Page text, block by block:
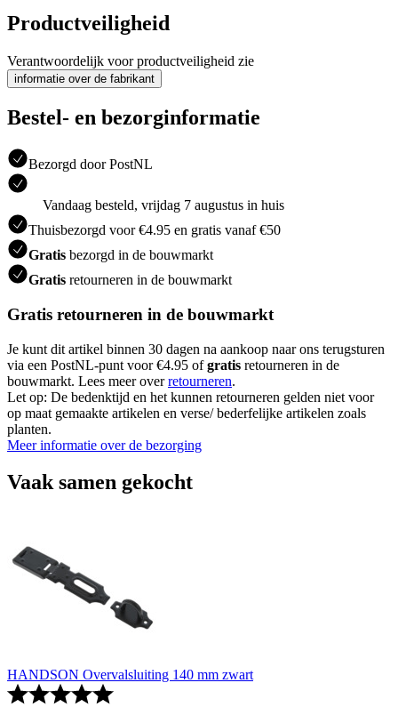
Productveiligheid
Verantwoordelijk voor productveiligheid zie
informatie over de fabrikant
Bestel- en bezorginformatie
Bezorgd door PostNL
Vandaag besteld, vrijdag 7 augustus in huis
Thuisbezorgd voor €4.95 en gratis vanaf €50
Gratis bezorgd in de bouwmarkt
Gratis retourneren in de bouwmarkt
Gratis retourneren in de bouwmarkt
Je kunt dit artikel binnen 30 dagen na aankoop naar ons terugsturen
via een PostNL-punt voor €4.95 ofgratis retourneren in de
bouwmarkt. Lees meer overretourneren.
Let op: De bedenktijd en het kunnen retourneren gelden niet voor
op maat gemaakte artikelen en verse/ bederfelijke artikelen zoals
planten.
Meer informatie over de bezorging
Vaak samen gekocht
HANDSON Overvalsluiting 140 mm zwart